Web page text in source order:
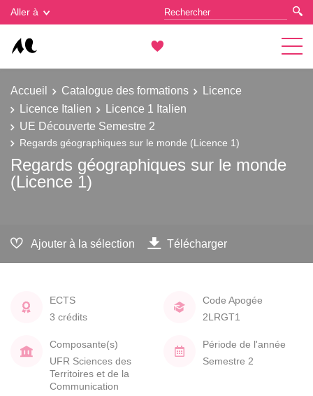
Aller à
Accueil Catalogue des formations
Licence
Licence Italien
Licence 1 Italien
UE Découverte Semestre 2
Regards géographiques sur le monde (Licence 1)
Regards géographiques sur le monde
(Licence 1)
Ajouter à la sélection Télécharger
ECTS
3 crédits
Code Apogée
2LRGT1
Composante(s)
UFR Sciences des
Territoires et de la
Communication
Période de l'année
Semestre 2
Gestion des cookies